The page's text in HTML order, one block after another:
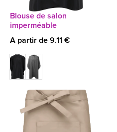
Blouse de salon
imperméable
A partir de 9.11 €